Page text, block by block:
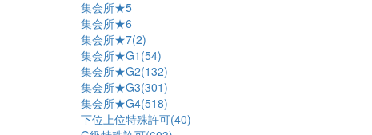
集会所★5
集会所★6
集会所★7(2)
集会所★G1(54)
集会所★G2(132)
集会所★G3(301)
集会所★G4(518)
下位上位特殊許可(40)